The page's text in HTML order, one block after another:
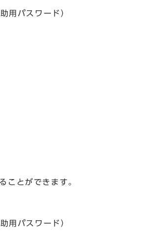
用パスワード）
ことができます。
用パスワード）